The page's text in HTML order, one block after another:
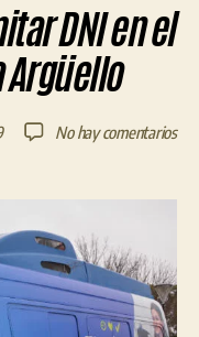
DNI en el
No hay comentariosen
el